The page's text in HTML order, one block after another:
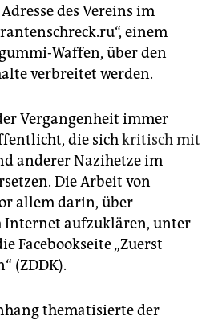
des Vereins im
einem
Waffen, über den
verbreitet werden.
Vergangenheit immer
die sichkritisch mit
anderer Nazihetze im
Die Arbeit von
allem darin, über
Internet aufzuklären, unter
Facebookseite „Zuerst
(ZDDK).
thematisierte der